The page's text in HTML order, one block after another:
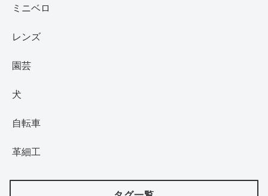
ミニベロ
レンズ
園芸
犬
自転車
革細工